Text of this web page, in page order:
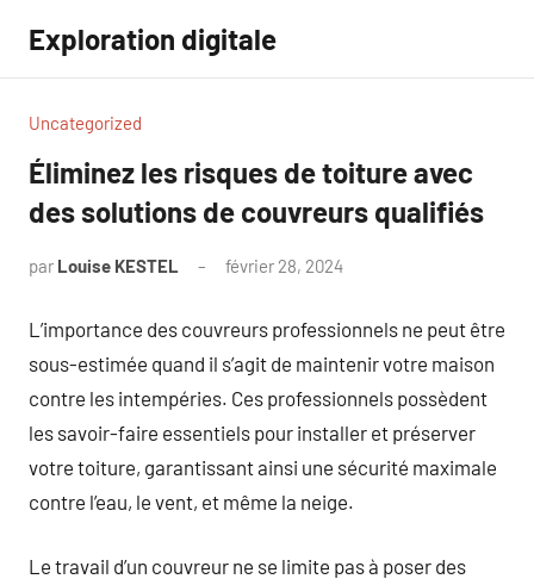
contenu
Exploration digitale
Uncategorized
Éliminez les risques de toiture avec
des solutions de couvreurs qualifiés
par Louise KESTEL février 28, 2024
L’importance des couvreurs professionnels ne peut être
sous-estimée quand il s’agit de maintenir votre maison
contre les intempéries. Ces professionnels possèdent
les savoir-faire essentiels pour installer et préserver
votre toiture, garantissant ainsi une sécurité maximale
contre l’eau, le vent, et même la neige.
Le travail d’un couvreur ne se limite pas à poser des